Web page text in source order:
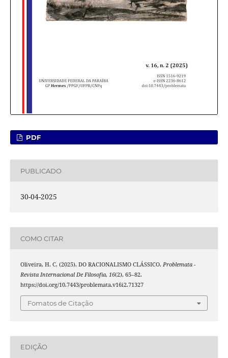
PDF
PUBLICADO
30-04-2025
COMO CITAR
Oliveira, H. C. (2025). DO RACIONALISMO CLÁSSICO. Problemata -
Revista Internacional De Filosofia, 16(2), 65–82.
https://doi.org/10.7443/problemata.v16i2.71327
Fomatos de Citação
EDIÇÃO